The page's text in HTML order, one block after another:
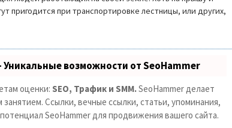
пригодится при транспортировке лестницы, или других,
возможности от SeoHammer
оценки: SEO, Трафик и SMM.SeoHammer делает
Ссылки, вечные ссылки, статьи, упоминания,
SeoHammer для продвижения вашего сайта.